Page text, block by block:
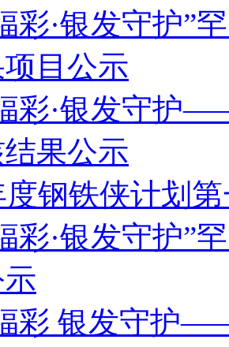
彩·银发守护”
目公示
彩·银发守护
果公示
度钢铁侠计划
彩·银发守护”
彩 银发守护